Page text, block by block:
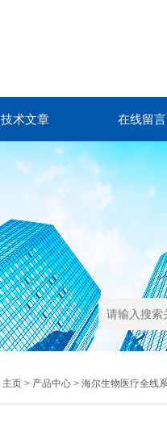
技术文章 在线留言
主页> 产品中心> 海尔生物医疗全线